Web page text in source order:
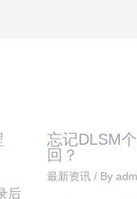
后
忘记DLSM
回？
最新资讯/ By